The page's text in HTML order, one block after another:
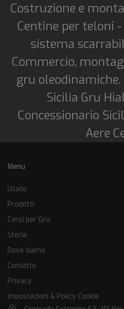
Costruzione e
Centine per teloni
sistema
Commercio,
gru oleodinamiche.
Sicilia Gru
Concessionario
Aere
Menu
Usato
Prodotti
Corsi per Gru
Storia
Dove siamo
Contatto
Privacy
Impostazioni & Policy Cookie